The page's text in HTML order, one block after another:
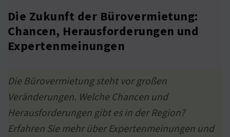
Die Zukunft der Bürovermietung:
Chancen, Herausforderungen und
Expertenmeinungen
Die Bürovermietung steht vor großen
Veränderungen. Welche Chancen und
Herausforderungen gibt es in der Region?
Erfahren Sie mehr über Expertenmeinungen und